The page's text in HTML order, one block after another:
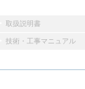
取扱説明書
技術・工事マニュアル